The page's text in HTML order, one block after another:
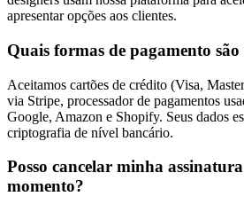
apresentar opções aos clientes.
Quais formas de pagamento são
Aceitamos cartões de crédito (Visa,
via Stripe, processador de pagamentos
Google, Amazon e Shopify. Seus dados
criptografia de nível bancário.
Posso cancelar minha
momento?